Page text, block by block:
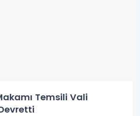
Temsili Vali